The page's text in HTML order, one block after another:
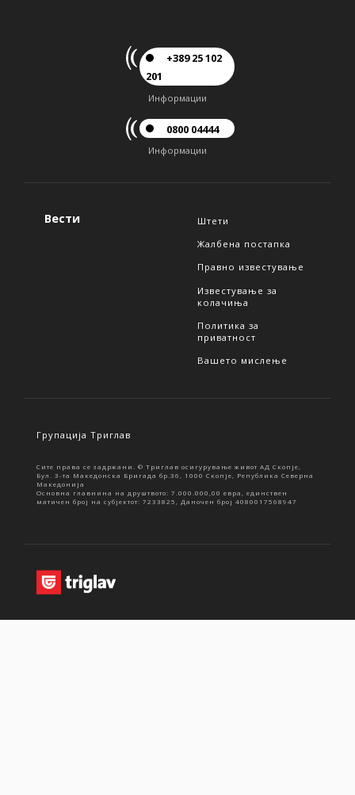
+389 25 102
201
Информации
0800 04444
Информации
Вести
Штети
Жалбена постапка
Правно известување
Известување за
колачиња
Политика за
приватност
Вашето мислење
Групација Триглав
Сите права се задржани. © Триглав осигурување живот АД Скопје,
Бул. 3-та Македонска Бригада бр.36, 1000 Скопје, Република Северна
Македонија
Основна главнина на друштвото: 7.000.000,00 евра, единствен
матичен број на субјектот: 7233825, Даночен број 4080017568947